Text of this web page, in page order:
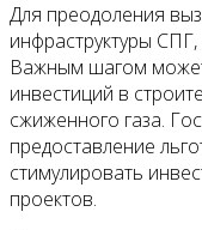
Для преодоления
инфраструктуры
Важным шагом
инвестиций в
сжиженного газа.
предоставление
стимулировать
проектов.